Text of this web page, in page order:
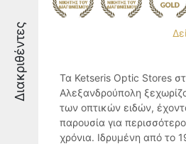
Διακριθέντες
Τα Ketseris Optic Stores
Αλεξανδρούπολη
των οπτικών ειδών,
παρουσία για
χρόνια. Ιδρυμένη από το